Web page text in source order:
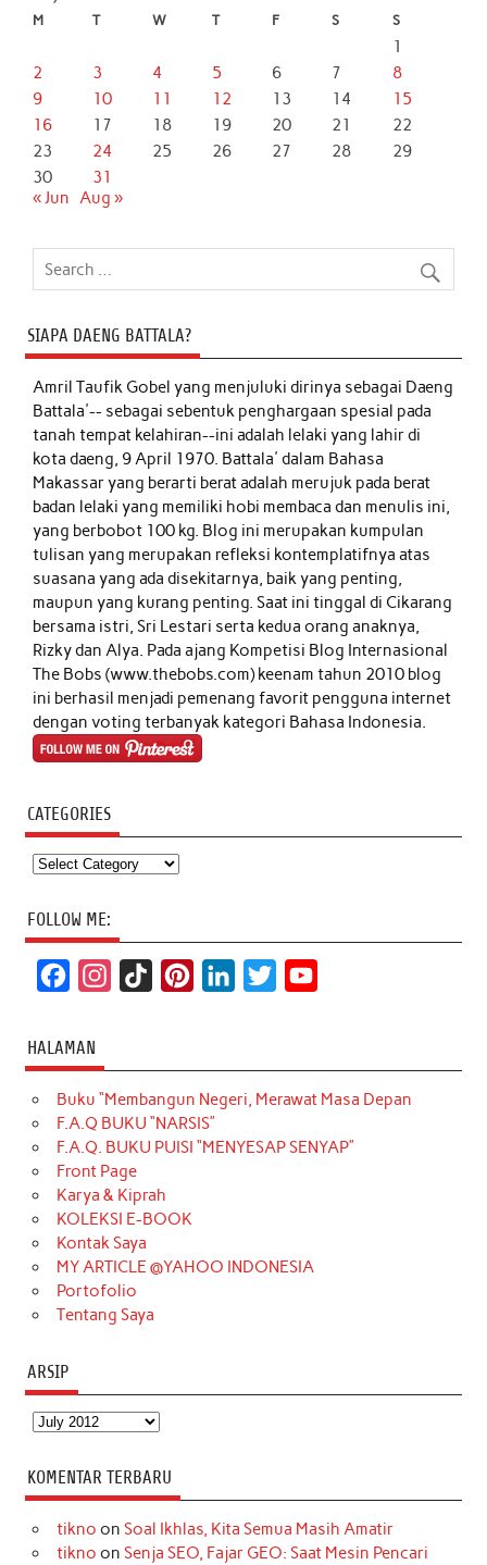
M T W T F S S
1
2
3 4 5 6 7
8
9
10 11 12 13 14
15
16
17 18 19 20 21
22
23
24 25 26 27 28
29
30
31
« Jun Aug »
SIAPA DAENG BATTALA?
Amril Taufik Gobelyang menjuluki dirinya sebagai Daeng
Battala'-- sebagai sebentuk penghargaan spesial pada
tanah tempat kelahiran--ini adalah lelaki yang lahir di
kota daeng, 9 April 1970. Battala' dalam Bahasa
Makassar yang berarti berat adalah merujuk pada berat
badan lelaki yang memiliki hobi membaca dan menulis ini,
yang berbobot 100 kg. Blog ini merupakan kumpulan
tulisan yang merupakan refleksi kontemplatifnya atas
suasana yang ada disekitarnya, baik yang penting,
maupun yang kurang penting. Saat ini tinggal di Cikarang
bersama istri, Sri Lestari serta kedua orang anaknya,
Rizky dan Alya. Pada ajang Kompetisi Blog Internasional
The Bobs (www.thebobs.com) keenam tahun 2010 blog
ini berhasil menjadi pemenang favorit pengguna internet
dengan voting terbanyak kategori Bahasa Indonesia.
CATEGORIES
Categories
FOLLOW ME:
c
e
b
o
o
k
t
a
g
r
a
m
T
o
k
t
e
r
k
e
d
t
t
e
T
u
b
HALAMAN
Buku “Membangun Negeri, Merawat Masa Depan
F.A.Q BUKU “NARSIS”
F.A.Q. BUKU PUISI “MENYESAP SENYAP”
Front Page
Karya & Kiprah
KOLEKSI E-BOOK
Kontak Saya
MY ARTICLE @YAHOO INDONESIA
Portofolio
Tentang Saya
ARSIP
Arsip
KOMENTAR TERBARU
tikno on Soal Ikhlas, Kita Semua Masih Amatir
tikno on Senja SEO, Fajar GEO: Saat Mesin Pencari